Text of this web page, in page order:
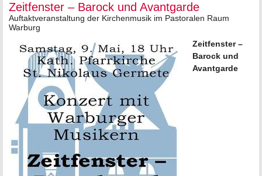
Zeitfenster – Barock und Avantgarde
Auftaktveranstaltung der Kirchenmusik im Pastoralen Raum
Warburg
Zeitfenster –
Barock und
Avantgarde